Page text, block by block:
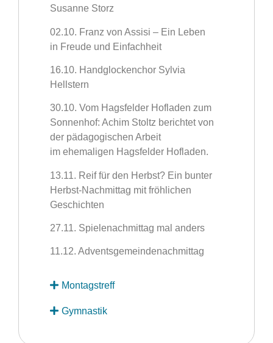
Susanne Storz
02.10. Franz von Assisi – Ein Leben
in Freude und Einfachheit
16.10. Handglockenchor Sylvia
Hellstern
30.10. Vom Hagsfelder Hofladen zum
Sonnenhof: Achim Stoltz berichtet von
der pädagogischen Arbeit
im ehemaligen Hagsfelder Hofladen.
13.11. Reif für den Herbst? Ein bunter
Herbst-Nachmittag mit fröhlichen
Geschichten
27.11. Spielenachmittag mal anders
11.12. Adventsgemeindenachmittag
Montagstreff
Gymnastik